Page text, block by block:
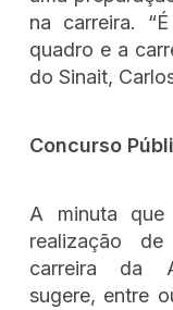
na carreira.
quadro e a
do Sinait,
Concurso
A minuta
realização
carreira da
sugere, entre